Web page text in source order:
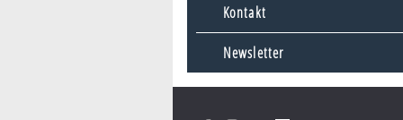
Kontakt
Newsletter